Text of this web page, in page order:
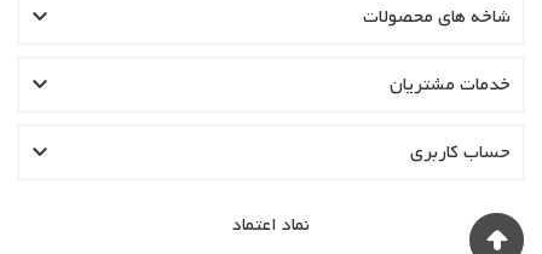
شاخه های محصولات 
خدمات مشتریان 
حساب کاربری 
نماد اعتماد